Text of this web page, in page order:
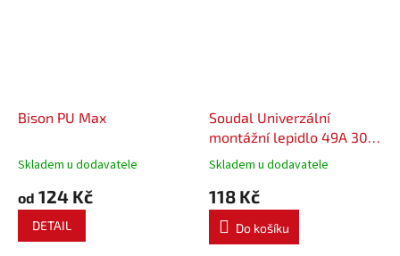
Bison PU Max
Skladem u dodavatele
od 124 Kč
DETAIL
Soudal Univerzální
montážní lepidlo 49A 300
ml
Skladem u dodavatele
118 Kč
Do košíku